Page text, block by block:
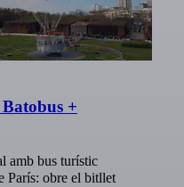
+
amb bus turístic
París: obre el bitllet